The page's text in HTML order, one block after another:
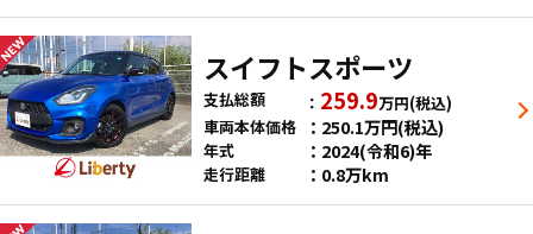
スイフトスポーツ
支払総額 259.9万円(税込)
車両本体価格
250.1万円(税込)
年式 2024(令和6)年
走行距離 0.8万km